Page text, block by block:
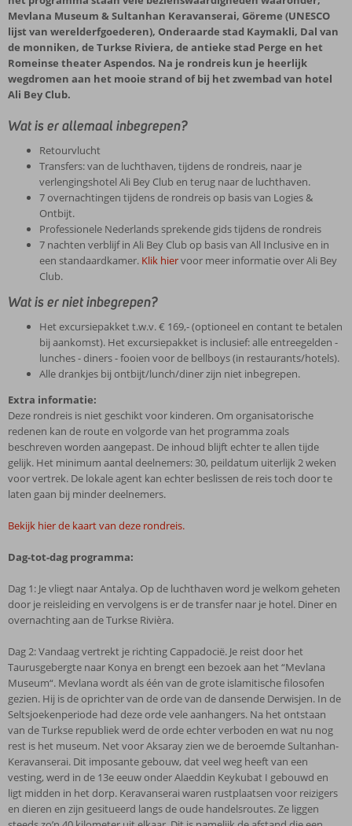
Mevlana Museum & Sultanhan Keravanserai, Göreme (UNESCO
lijst van werelderfgoederen), Onderaarde stad Kaymakli, Dal van
de monniken, de Turkse Riviera, de antieke stad Perge en het
Romeinse theater Aspendos. Na je rondreis kun je heerlijk
wegdromen aan het mooie strand of bij het zwembad van hotel
Ali Bey Club.
Wat is er allemaal inbegrepen?
Retourvlucht
Transfers: van de luchthaven, tijdens de rondreis, naar je
verlengingshotel Ali Bey Club en terug naar de luchthaven.
7 overnachtingen tijdens de rondreis op basis van Logies &
Ontbijt.
Professionele Nederlands sprekende gids tijdens de rondreis
7 nachten verblijf in Ali Bey Club op basis van All Inclusive en in
een standaardkamer. Klik hiervoor meer informatie over Ali Bey
Club.
Wat is er niet inbegrepen?
Het excursiepakket t.w.v. € 169,- (optioneel en contant te betalen
bij aankomst). Het excursiepakket is inclusief: alle entreegelden -
lunches - diners - fooien voor de bellboys (in restaurants/hotels).
Alle drankjes bij ontbijt/lunch/diner zijn niet inbegrepen.
Extra informatie:
Deze rondreis is niet geschikt voor kinderen. Om organisatorische
redenen kan de route en volgorde van het programma zoals
beschreven worden aangepast. De inhoud blijft echter te allen tijde
gelijk. Het minimum aantal deelnemers: 30, peildatum uiterlijk 2 weken
voor vertrek. De lokale agent kan echter beslissen de reis toch door te
laten gaan bij minder deelnemers.
Bekijk hier de kaart van deze rondreis.
Dag-tot-dag programma:
Dag 1: Je vliegt naar Antalya. Op de luchthaven word je welkom geheten
door je reisleiding en vervolgens is er de transfer naar je hotel. Diner en
overnachting aan de Turkse Rivièra.
Dag 2: Vandaag vertrekt je richting Cappadocië. Je reist door het
Taurusgebergte naar Konya en brengt een bezoek aan het “Mevlana
Museum“. Mevlana wordt als één van de grote islamitische filosofen
gezien. Hij is de oprichter van de orde van de dansende Derwisjen. In de
Seltsjoekenperiode had deze orde vele aanhangers. Na het ontstaan
van de Turkse republiek werd de orde echter verboden en wat nu nog
rest is het museum. Net voor Aksaray zien we de beroemde Sultanhan-
Keravanserai. Dit imposante gebouw, dat veel weg heeft van een
vesting, werd in de 13e eeuw onder Alaeddin Keykubat I gebouwd en
ligt midden in het dorp. Keravanserai waren rustplaatsen voor reizigers
en dieren en zijn gesitueerd langs de oude handelsroutes. Ze liggen